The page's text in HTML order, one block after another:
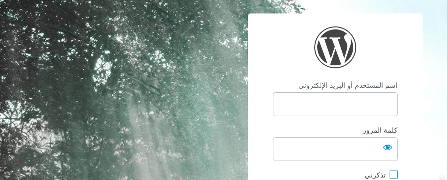
https://hmediagroups.com
اسم المستخدم أو البريد الإلكتروني
كلمة المرور
تذكرني